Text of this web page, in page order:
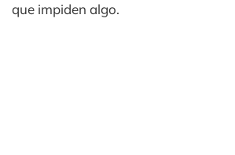
que impiden algo.